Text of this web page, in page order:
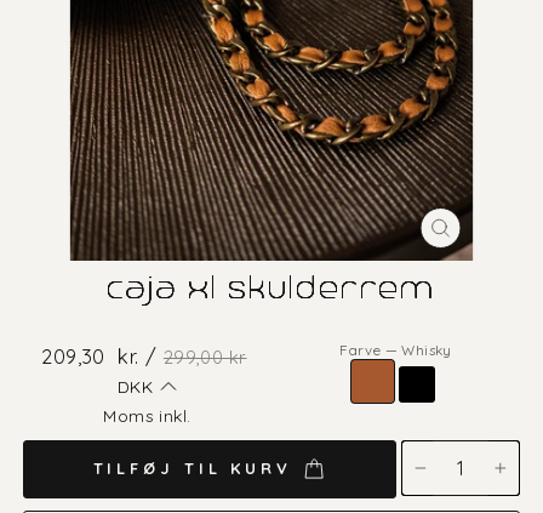
LUK
(ESC)
caja xl skulderrem
209,30 kr. / Alm
pris
299,00 kr
DKK
Moms inkl.
Farve —Whisky
TILFØJ TIL KURV